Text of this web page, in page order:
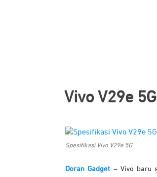
Vivo V29e
Spesifikasi Vivo V29e 5G
Doran Gadget – Vivo baru